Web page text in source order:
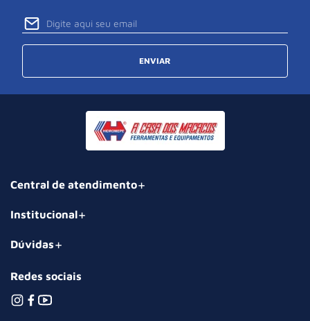
ENVIAR
Central de atendimento
Institucional
Dúvidas
Redes sociais